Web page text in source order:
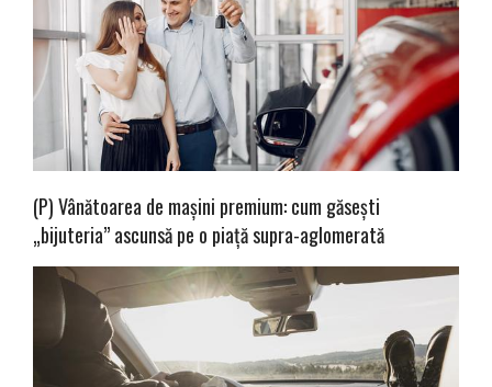
(P) Vânătoarea de mașini premium: cum găsești
„bijuteria” ascunsă pe o piață supra-aglomerată